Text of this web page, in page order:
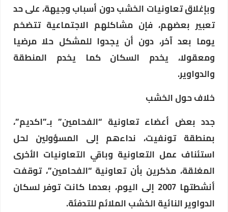
وبإغلاق تعاونيات الخشب دون أسباب وجيهة، على حد
تعبير بعضهم، فإن مشاكلهم الاجتماعية تتضخم
يوما بعد آخر، دون أن يجدوا للمشكل حلا مرضيا
ومعقولا، يخدم السكان كما يخدم المنطقة
والدواوير.
خلاف حول الخشب
جدد بعض أعضاء تعاونية “الفحامين” بـ”اكديم”،
بمنطقة تونفيت، نداءهم إلى المسؤولين لحل
استئناف عمل التعاونية وباقي التعاونيات الأخرى
المغلقة، مذكرين بأن تعاونية “الفحامين”، توقفت
أنشطتها 2007 إلى اليوم، بعدما كانت توفر لسكان
الدواوير النائية الخشب الملائم للتدفئة.